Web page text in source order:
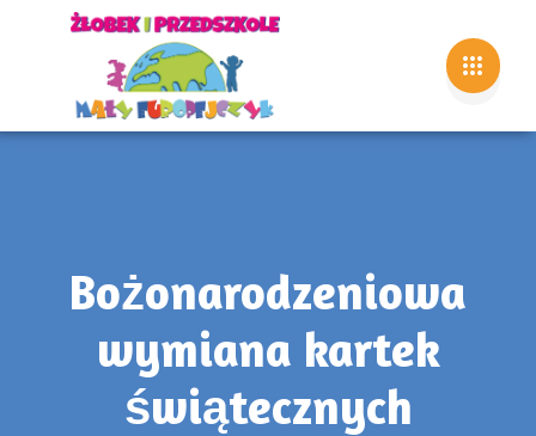
Bożonarodzeniowa
wymiana kartek
świątecznych